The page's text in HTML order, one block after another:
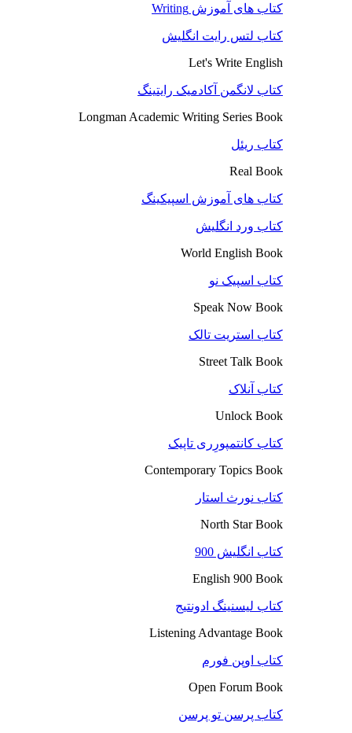
کتاب های آموزش Writing
کتاب لتس رایت انگلیش
Let's Write English
کتاب لانگمن آکادمیک رایتینگ
Longman Academic Writing Series Book
کتاب ریئل
Real Book
کتاب های آموزش اسپیکینگ
کتاب ورد انگلیش
World English Book
کتاب اسپیک نو
Speak Now Book
کتاب استریت تالک
Street Talk Book
کتاب آنلاک
Unlock Book
کتاب کانتمپورِری تاپیک
Contemporary Topics Book
کتاب نورث استار
North Star Book
کتاب انگلیش 900
English 900 Book
کتاب لیسنینگ ادونتیج
Listening Advantage Book
کتاب اوپن فورم
Open Forum Book
کتاب پرسن تو پرسن